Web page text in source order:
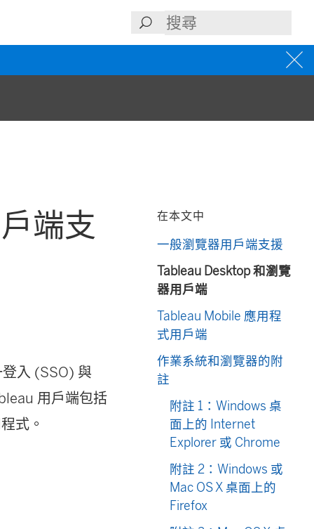
端支
入 (SSO) 與
用戶端包括
式。
在本文中
一般瀏覽器用戶端支援
Tableau Desktop 和瀏覽
器用戶端
Tableau Mobile 應用程
式用戶端
作業系統和瀏覽器的附
註
附註 1：Windows 桌
面上的 Internet
Explorer 或 Chrome
附註 2：Windows 或
Mac OS X 桌面上的
Firefox